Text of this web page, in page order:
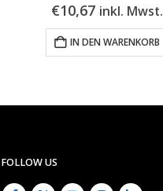
€10,67 inkl. Mwst.
IN DEN WARENKORB
FOLLOW US